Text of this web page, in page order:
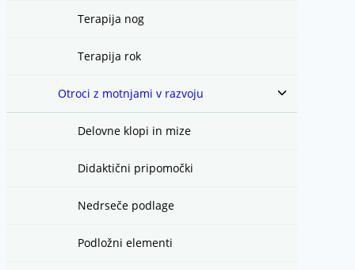
Terapija nog
Terapija rok
Otroci z motnjami v razvoju
Toggle
menu
Delovne klopi in mize
Didaktični pripomočki
Nedrseče podlage
Podložni elementi